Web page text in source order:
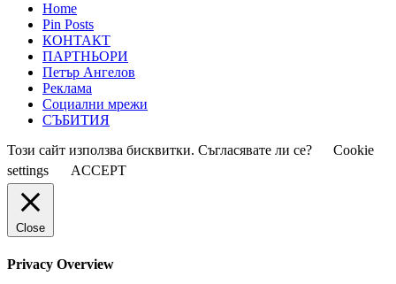
Home
Pin Posts
КОНТАКТ
ПАРТНЬОРИ
Петър Ангелов
Реклама
Социални мрежи
СЪБИТИЯ
Този сайт използва бисквитки. Съгласявате ли се?
Cookie
settings
ACCEPT
Close
Privacy Overview